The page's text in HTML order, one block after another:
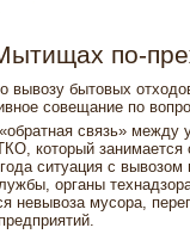
вывозу бытовых
совещание по
связь»
который занимается
ситуация с
органы
невывоза мусора,